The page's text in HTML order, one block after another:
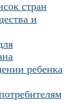
стран
и
ребенка